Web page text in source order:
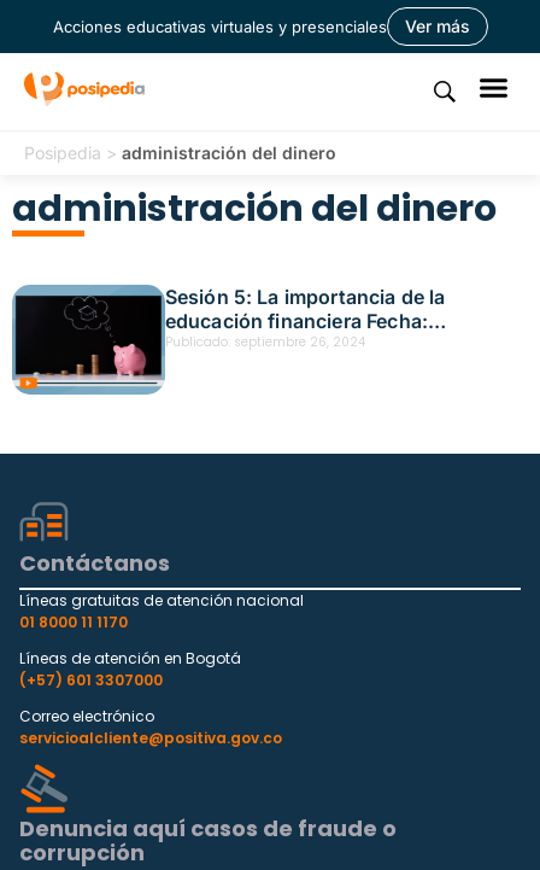
Acciones educativas virtuales y presenciales Ver más
Posipedia > administración del dinero
administración del dinero
Sesión 5: La importancia de la
educación financiera Fecha:
septiembre 26, 2024
Publicado: septiembre 26, 2024
Contáctanos
Líneas gratuitas de atención nacional
01 8000 11 1170
Líneas de atención en Bogotá
(+57) 601 3307000
Correo electrónico
servicioalcliente@positiva.gov.co
Denuncia aquí casos de fraude o
corrupción